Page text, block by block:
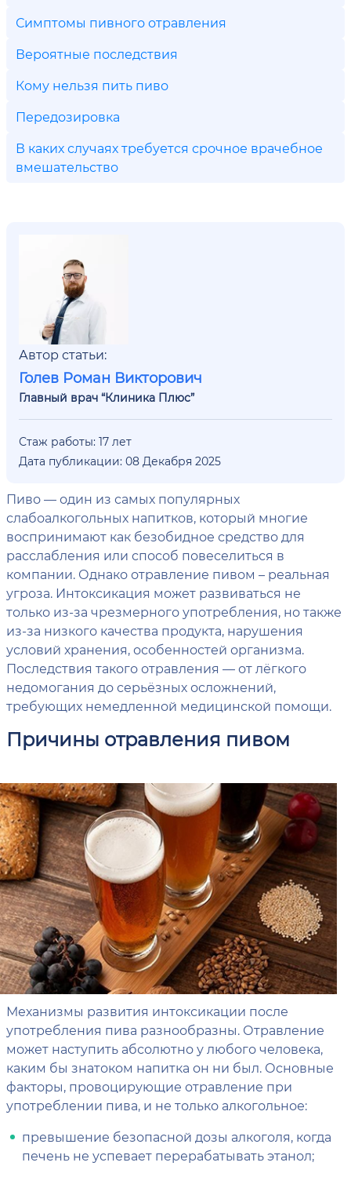
Симптомы пивного отравления
Вероятные последствия
Кому нельзя пить пиво
Передозировка
В каких случаях требуется срочное врачебное
вмешательство
Автор статьи:
Голев Роман Викторович
Главный врач “Клиника Плюс”
Стаж работы: 17 лет
Дата публикации: 08 Декабря 2025
Пиво — один из самых популярных
слабоалкогольных напитков, который многие
воспринимают как безобидное средство для
расслабления или способ повеселиться в
компании. Однако отравление пивом – реальная
угроза. Интоксикация может развиваться не
только из-за чрезмерного употребления, но также
из-за низкого качества продукта, нарушения
условий хранения, особенностей организма.
Последствия такого отравления — от лёгкого
недомогания до серьёзных осложнений,
требующих немедленной медицинской помощи.
Причины отравления пивом
Механизмы развития интоксикации после
употребления пива разнообразны. Отравление
может наступить абсолютно у любого человека,
каким бы знатоком напитка он ни был. Основные
факторы, провоцирующие отравление при
употреблении пива, и не только алкогольное:
превышение безопасной дозы алкоголя, когда
печень не успевает перерабатывать этанол;